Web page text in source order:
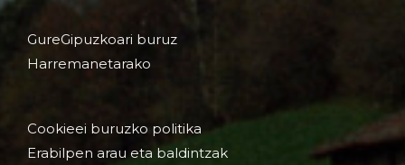
GureGipuzkoari buruz
Harremanetarako
Cookieei buruzko politika
Erabilpen arau eta baldintzak